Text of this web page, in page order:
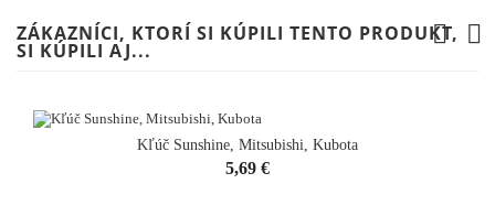
ZÁKAZNÍCI, KTORÍ SI KÚPILI TENTO PRODUKT,
SI KÚPILI AJ...
Kľúč Sunshine, Mitsubishi, Kubota
Cena
5,69 €